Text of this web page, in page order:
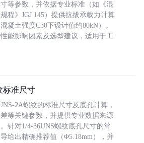
等参数，并依据专业标准（如《混
程》JGJ 145）提供抗拔承载力计算
凝土强度C30下设计值约80kN）。
能影响因素及选型建议，适用于工
标准尺寸
2A螺纹的标准尺寸及底孔计算，
等关键参数，并提供专业数据来源
针对1/4-36UNS螺纹底孔尺寸的常
给出精确推荐值（Φ5.18mm），并